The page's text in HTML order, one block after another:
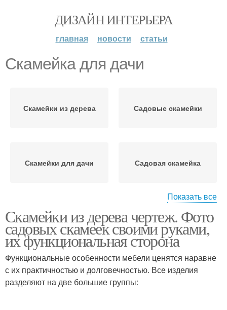
ДИЗАЙН ИНТЕРЬЕРА
главная новости статьи
Скамейка для дачи
Скамейки из дерева Садовые скамейки
Скамейки для дачи Садовая скамейка
Скамейка со спинкой Скамейки из металла
Скамейка из дерева Скамейка со столом
Показать все
Скамейки из дерева чертеж. Фото
садовых скамеек своими руками,
их функциональная сторона
Функциональные особенности мебели ценятся наравне
с их практичностью и долговечностью. Все изделия
разделяют на две большие группы: